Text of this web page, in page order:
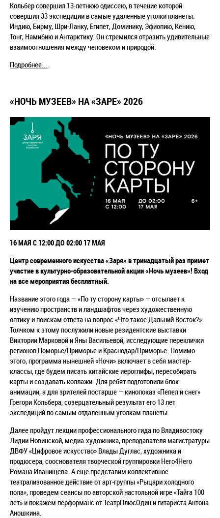
Кольбер совершил 13-летнюю одиссею, в течение которой
совершил 33 экспедиции в самые удаленные уголки планеты:
Индию, Бирму, Шри-Ланку, Египет, Доминику, Эфиопию, Кению,
Тонг, Намибию и Антарктику. Он стремился отразить удивительные
взаимоотношения между человеком и природой.
Подробнее...
«НОЧЬ МУЗЕЕВ» НА «ЗАРЕ» 2026
16 МАЯ С 12:00 ДО 02:00 17 МАЯ
Центр современного искусства «Заря» в тринадцатый раз примет
участие в культурно-образовательной акции «Ночь музеев»! Вход
на все мероприятия бесплатный.
Название этого года — «По ту сторону карты» — отсылает к
изучению пространств и ландшафтов через художественную
оптику и поискам ответа на вопрос «Что такое Дальний Восток?».
Толчком к этому послужили новые резидентские выставки
Виктории Марковой и Яны Васильевой, исследующие переклички
регионов Поморье/Приморье и Краснодар/Приморье. Помимо
этого, программа нынешней «Ночи» включает в себя мастер-
классы, где будем писать китайскиеиероглифы, пересобирать
карты и создавать коллажи. Для ребят подготовили блок
анимации, а для зрителей постарше — кинопоказ «Пепел и снег»
Грегори Кольбера, созерцательный результат его 13 лет
экспедиций по самым отдаленным уголкам планеты.
Далее пройдут лекции профессионального гида по Владивостоку
Лидии Новинской, медиа-художника, преподавателя магистратуры
ДВФУ «Цифровое искусство» Влады Дуглас, художника и
продюсера, сооснователя творческой группировки Hero4Hero
Романа Иванищева. А еще представим коллективное
театрализованное действие от арт-группы «Рыцари холодного
пола», проведем сеансы по авторской настольной игре «Тайга 100
лет» и покажем перформанс от ТеатрПлюсОдин и гитариста Антона
Аношкина.